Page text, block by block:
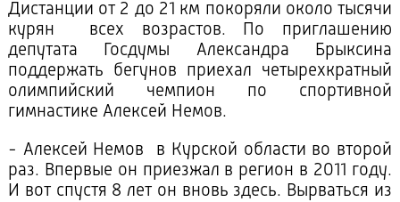
Дистанции от 2 до 21 км покоряли около тысячи
курян всех возрастов. По приглашению
депутата Госдумы Александра Брыксина
поддержать бегунов приехал четырехкратный
олимпийский чемпион по спортивной
гимнастике Алексей Немов.
- Алексей Немов в Курской области во второй
раз. Впервые он приезжал в регион в 2011 году.
И вот спустя 8 лет он вновь здесь. Вырваться из